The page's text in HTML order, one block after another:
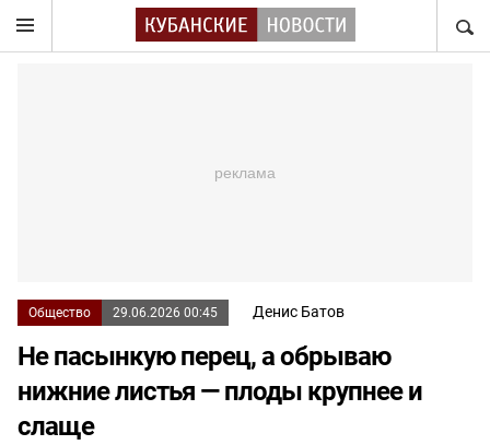
Общество 29.06.2026 00:45 Денис Батов
Не пасынкую перец, а обрываю
нижние листья — плоды крупнее и
слаще